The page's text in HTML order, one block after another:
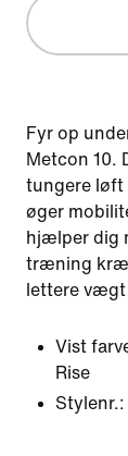
Fyr op
Metcon 10.
tungere løft
øger
hjælper dig
træning
lettere
Vist
Rise
Stylenr.: